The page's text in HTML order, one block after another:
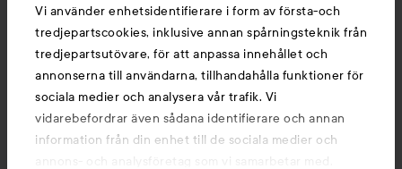
Vi använder enhetsidentifierare i form av första-och
tredjepartscookies, inklusive annan spårningsteknik från
tredjepartsutövare, för att anpassa innehållet och
annonserna till användarna, tillhandahålla funktioner för
sociala medier och analysera vår trafik. Vi
vidarebefordrar även sådana identifierare och annan
information från din enhet till de sociala medier och
annons- och analysföretag som vi samarbetar med.